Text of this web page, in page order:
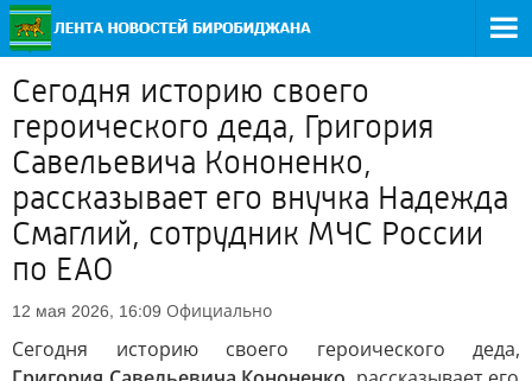
Сегодня историю своего
героического деда, Григория
Савельевича Кононенко,
рассказывает его внучка Надежда
Смаглий, сотрудник МЧС России
по ЕАО
12 мая 2026, 16:09 Официально
Сегодня историю своего героического деда,